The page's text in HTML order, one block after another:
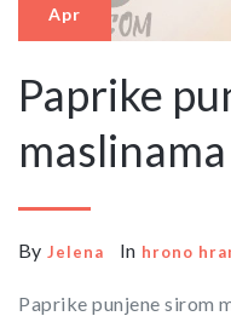
Apr
Paprike
maslinama
By Jelena In hrono
Paprike punjene sirom